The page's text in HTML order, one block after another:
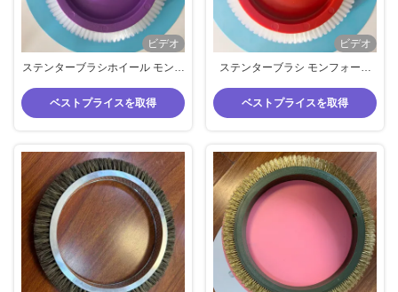
ビデオ
ステンターブラシホイール モンフ
側 ダイア 紫色 ボディ
ベストプライスを取得
ビデオ
ステンターブラシ モンフォース
ナイロン ヘア 外面 175mm
ベストプライスを取得